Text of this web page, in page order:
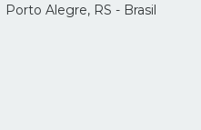
Porto Alegre, RS - Brasil